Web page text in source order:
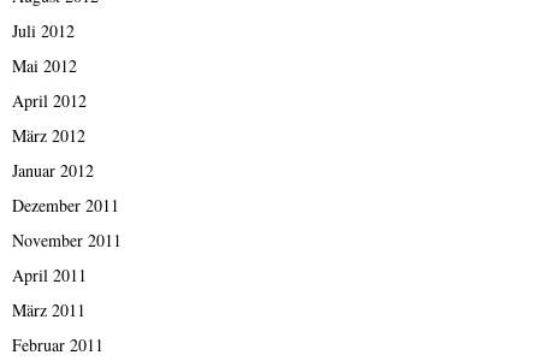
Juli 2012
Mai 2012
April 2012
März 2012
Januar 2012
Dezember 2011
November 2011
April 2011
März 2011
Februar 2011